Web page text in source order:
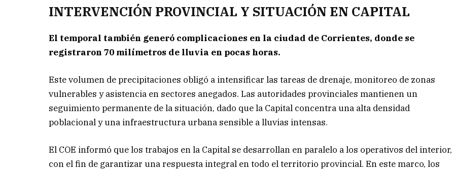
INTERVENCIÓN PROVINCIAL Y SITUACIÓN EN CAPITAL
El temporal también generó complicaciones en la ciudad de Corrientes, donde se
registraron 70 milímetros de lluvia en pocas horas.
Este volumen de precipitaciones obligó a intensificar las tareas de drenaje, monitoreo de zonas
vulnerables y asistencia en sectores anegados. Las autoridades provinciales mantienen un
seguimiento permanente de la situación, dado que la Capital concentra una alta densidad
poblacional y una infraestructura urbana sensible a lluvias intensas.
El COE informó que los trabajos en la Capital se desarrollan en paralelo a los operativos del interior,
con el fin de garantizar una respuesta integral en todo el territorio provincial. En este marco, los